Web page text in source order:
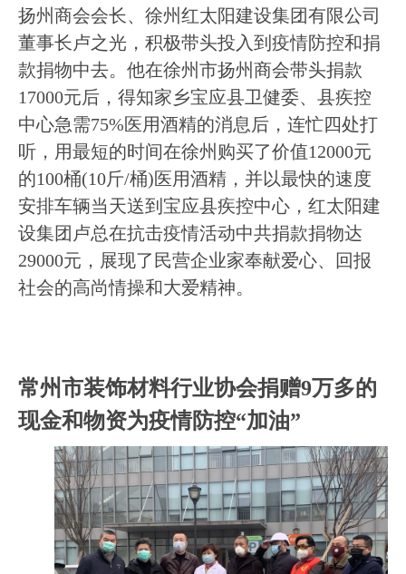
扬州商会会长、徐州红太阳建设集团有限公司
董事长卢之光，积极带头投入到疫情防控和捐
款捐物中去。他在徐州市扬州商会带头捐款
17000元后，得知家乡宝应县卫健委、县疾控
中心急需75%医用酒精的消息后，连忙四处打
听，用最短的时间在徐州购买了价值12000元
的100桶(10斤/桶)医用酒精，并以最快的速度
安排车辆当天送到宝应县疾控中心，红太阳建
设集团卢总在抗击疫情活动中共捐款捐物达
29000元，展现了民营企业家奉献爱心、回报
社会的高尚情操和大爱精神。
常州市装饰材料行业协会捐赠9万多的
现金和物资为疫情防控“加油”